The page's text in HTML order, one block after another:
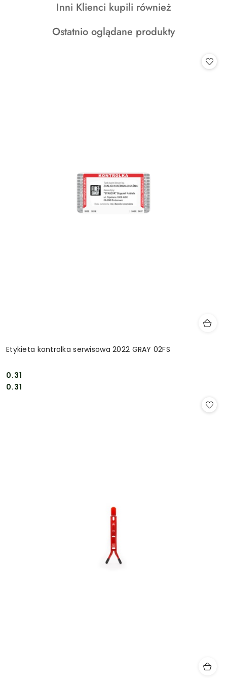
statusie:
statusie:
Produkty
statusie:
Inni Klienci kupili również
Produkty
Ostatnio oglądane produkty
Etykieta kontrolka serwisowa 2022 GRAY 02FS
Cena:
0.31
Cena:
0.31